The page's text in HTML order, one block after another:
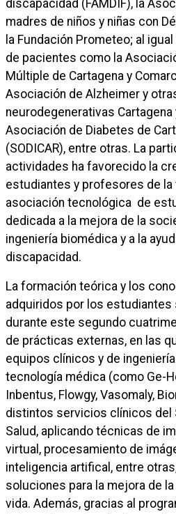
discapacidad (FAMDIF), la
madres de niños y niñas con
la Fundación Prometeo; al
de pacientes como la
Múltiple de Cartagena y
Asociación de Alzheimer y
neurodegenerativas Cartagena
Asociación de Diabetes de
(SODICAR), entre otras. La
actividades ha favorecido la
estudiantes y profesores de la
asociación tecnológica de
dedicada a la mejora de la
ingeniería biomédica y a la
discapacidad.
La formación teórica y los
adquiridos por los
durante este segundo
de prácticas externas, en las
equipos clínicos y de
tecnología médica (como Ge-
Inbentus, Flowgy, Vasomaly,
distintos servicios clínicos del
Salud, aplicando técnicas de
virtual, procesamiento de
inteligencia artifical, entre
soluciones para la mejora de
vida. Además, gracias al